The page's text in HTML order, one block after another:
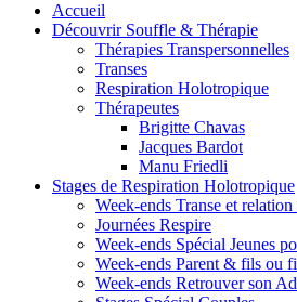
Accueil
Découvrir Souffle & Thérapie
Thérapies Transpersonnelles
Transes
Respiration Holotropique
Thérapeutes
Brigitte Chavas
Jacques Bardot
Manu Friedli
Stages de Respiration Holotropique
Week-ends Transe et
Journées Respire
Week-ends Spécial Jeunes
Week-ends Parent & fils ou
Week-ends Retrouver son